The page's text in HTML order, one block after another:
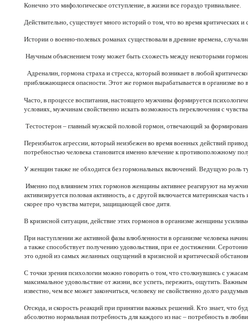
Конечно это мифологическое отступление, в жизни все гораздо тривиальнее.
Действительно, существует много историй о том, что во время критических
Истории о военно-полевых романах существовали в древние времена,
Научным объяснением тому может быть схожесть между некоторыми
Адреналин, гормона страха и стресса, который возникает в любой
приближающиеся опасности. Этот же гормон вырабатывается в организме
Часто, в процессе воспитания, настоящего мужчины формируется
условиях, мужчинам свойственно искать возможность переключения с
Тестостерон – главный мужской половой гормон, отвечающий за
Переизбыток агрессии, который неизбежен во время военных действий
потребностью человека становится именно влечение к противоположному
У женщин также не обходится без гормональных включений. Ведущую роль
Именно под влиянием этих гормонов женщины активнее реагируют на
активизируется половая активность, а с другой включается материнская
скорее про чувства матери, защищающей свое дитя.
В кризисной ситуации, действие этих гормонов в организме женщины
При наступлении же активной фазы влюбленности в организме человека
а также способствует получению удовольствия, при ее достижении.
это одной из самых желанных ощущений в кризисной и критической
С точки зрения психологии можно говорить о том, что столкнувшись с
максимальное удовольствие от жизни, все успеть, пережить, ощутить.
известно, чем все может закончиться, человеку не свойственно долго
Отсюда, и скорость реакций при принятии важных решений. Кто знает, что
абсолютно нормальная потребность для каждого из нас – потребность в